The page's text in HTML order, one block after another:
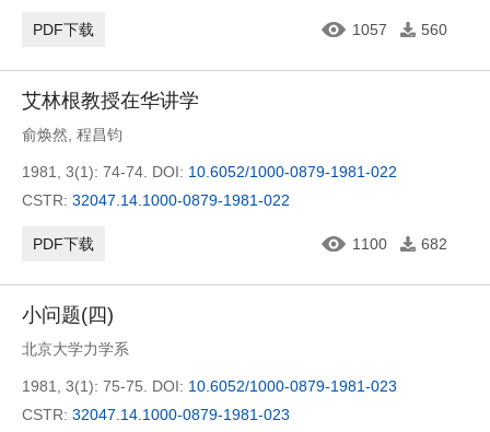
PDF下载 1057 560
艾林根教授在华讲学
俞焕然 程昌钧
1981, 3(1): 74-74. DOI: 10.6052/1000-0879-1981-022
CSTR: 32047.14.1000-0879-1981-022
PDF下载 1100 682
小问题(四)
北京大学力学系
1981, 3(1): 75-75. DOI: 10.6052/1000-0879-1981-023
CSTR: 32047.14.1000-0879-1981-023